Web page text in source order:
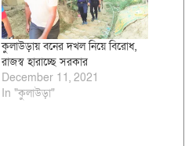
কুলাউড়ায় বনের দখল নিয়ে বিরোধ,
রাজস্ব হারাচ্ছে সরকার
December 11, 2021
In "কুলাউড়া"